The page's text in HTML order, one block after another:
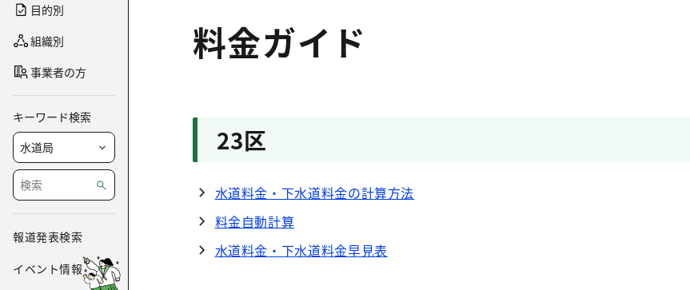
目的別
組織別
事業者の方
キーワード検索
報道発表検索
イベント情報
料金ガイド
23区
水道料金・下水道料金の計算方法
料金自動計算
水道料金・下水道料金早見表